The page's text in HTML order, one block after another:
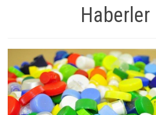
Haberler